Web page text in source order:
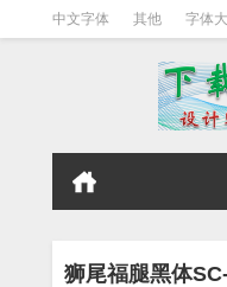
中文字体 其他 字体
狮尾福腿黑体